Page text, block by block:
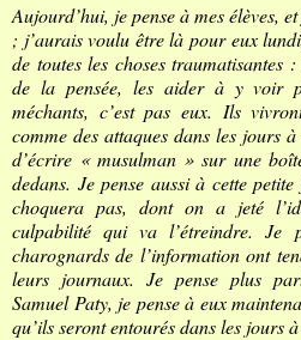
Aujourd’hui, je pense à mes élèves,
; j’aurais voulu être là pour eux
de toutes les choses
de la pensée, les aider à y voir
méchants, c’est pas eux. Ils
comme des attaques dans les jours
d’écrire « musulman » sur une
dedans. Je pense aussi à cette
choquera pas, dont on a jeté
culpabilité qui va l’étreindre. Je
charognards de l’information ont
leurs journaux. Je pense plus
Samuel Paty, je pense à eux
qu’ils seront entourés dans les jours